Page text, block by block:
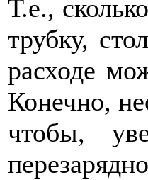
Т.е.,
трубку,
расходе
Конечно,
чтобы,